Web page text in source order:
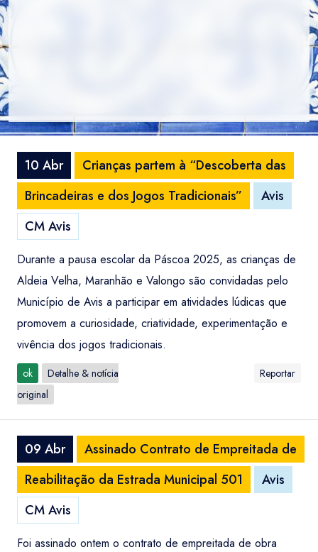
10 Abr
Crianças partem à “Descoberta das
Brincadeiras e dos Jogos Tradicionais”
Avis
CM Avis
Durante a pausa escolar da Páscoa 2025, as crianças de
Aldeia Velha, Maranhão e Valongo são convidadas pelo
Município de Avis a participar em atividades lúdicas que
promovem a curiosidade, criatividade, experimentação e
vivência dos jogos tradicionais.
ok
Detalhe & notícia
original
Reportar
09 Abr
Assinado Contrato de Empreitada de
Reabilitação da Estrada Municipal 501
Avis
CM Avis
Foi assinado ontem o contrato de empreitada de obra